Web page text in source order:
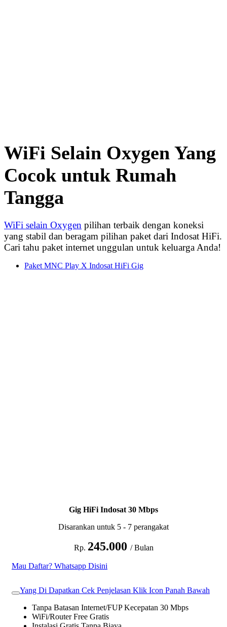
WiFi Selain Oxygen Yang
Cocok untuk Rumah
Tangga
WiFi selain Oxygen pilihan terbaik dengan koneksi
yang stabil dan beragam pilihan paket dari Indosat HiFi.
Cari tahu paket internet unggulan untuk keluarga Anda!
Paket MNC Play X Indosat HiFi Gig
Gig HiFi Indosat 30 Mbps
Disarankan untuk 5 - 7 perangakat
Rp. 245.000 / Bulan
Mau Daftar? Whatsapp Disini
Yang Di Dapatkan Cek Penjelasan Klik Icon Panah Bawah
Tanpa Batasan Internet/FUP Kecepatan 30 Mbps
WiFi/Router Free Gratis